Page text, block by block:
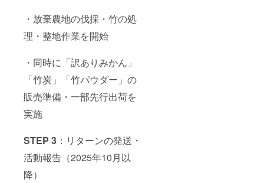
・放棄農地の伐採・竹の処
理・整地作業を開始
・同時に「訳ありみかん」
「竹炭」「竹パウダー」の
販売準備・一部先行出荷を
実施
STEP 3 ：リターンの発送・
活動報告（2025年10月以
降）